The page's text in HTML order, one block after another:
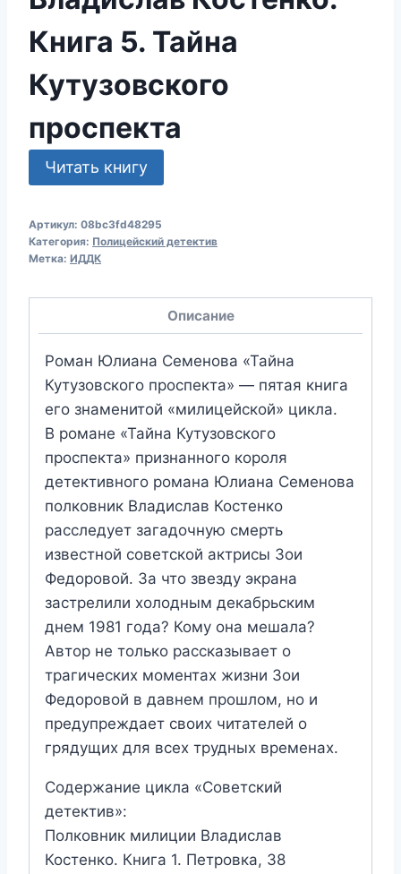
Книга 5. Тайна
Кутузовского
проспекта
Читать книгу
Артикул: 08bc3fd48295
Категория: Полицейский детектив
Метка: ИДДК
Описание
Роман Юлиана Семенова «Тайна
Кутузовского проспекта» — пятая книга
его знаменитой «милицейской» цикла.
В романе «Тайна Кутузовского
проспекта» признанного короля
детективного романа Юлиана Семенова
полковник Владислав Костенко
расследует загадочную смерть
известной советской актрисы Зои
Федоровой. За что звезду экрана
застрелили холодным декабрьским
днем 1981 года? Кому она мешала?
Автор не только рассказывает о
трагических моментах жизни Зои
Федоровой в давнем прошлом, но и
предупреждает своих читателей о
грядущих для всех трудных временах.
Содержание цикла «Советский
детектив»:
Полковник милиции Владислав
Костенко. Книга 1. Петровка, 38